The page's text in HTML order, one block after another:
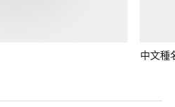
中文種